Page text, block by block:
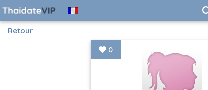
Retour
0